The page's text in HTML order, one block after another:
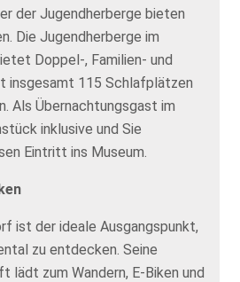
der Jugendherberge bieten
Die Jugendherberge im
Doppel-, Familien- und
insgesamt 115 Schlafplätzen
Als Übernachtungsgast im
inklusive und Sie
Eintritt ins Museum.
ist der ideale Ausgangspunkt,
zu entdecken. Seine
lädt zum Wandern, E-Biken und